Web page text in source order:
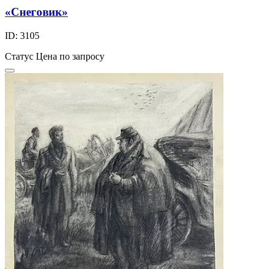
«Снеговик»
ID: 3105
Статус Цена по запросу